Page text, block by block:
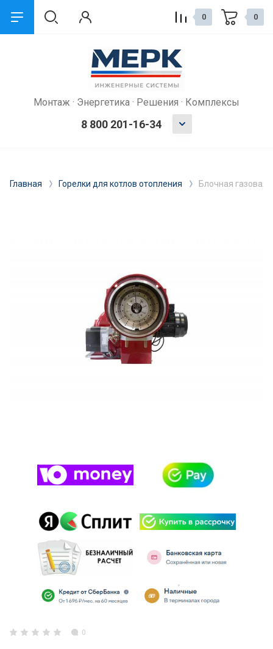
Монтаж · Энергетика · Решения · Комплексы
8 800 201-16-34
0 0
Главная Горелки для котлов отопления Блочная газовая
0